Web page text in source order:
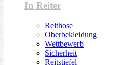
In Reiter
Reithose
Oberbekleidung
Wettbewerb
Sicherheit
Reitstiefel